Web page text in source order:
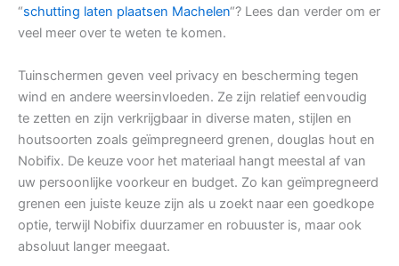
“schutting laten plaatsen Machelen“? Lees dan verder om er
veel meer over te weten te komen.
Tuinschermen geven veel privacy en bescherming tegen
wind en andere weersinvloeden. Ze zijn relatief eenvoudig
te zetten en zijn verkrijgbaar in diverse maten, stijlen en
houtsoorten zoals geïmpregneerd grenen, douglas hout en
Nobifix. De keuze voor het materiaal hangt meestal af van
uw persoonlijke voorkeur en budget. Zo kan geïmpregneerd
grenen een juiste keuze zijn als u zoekt naar een goedkope
optie, terwijl Nobifix duurzamer en robuuster is, maar ook
absoluut langer meegaat.